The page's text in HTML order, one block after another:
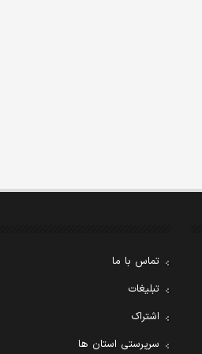
تماس با ما
تبلیغات
اشتراک
سرپرستی استان ها